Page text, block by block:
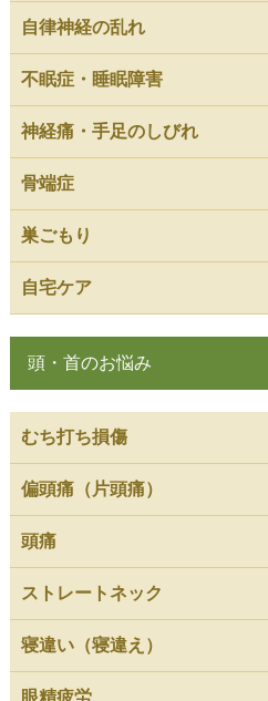
自律神経の乱れ
不眠症・睡眠障害
神経痛・手足のしびれ
骨端症
巣ごもり
自宅ケア
頭・首のお悩み
むち打ち損傷
偏頭痛（片頭痛）
頭痛
ストレートネック
寝違い（寝違え）
眼精疲労